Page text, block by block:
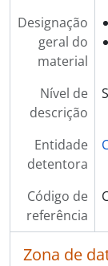
Designação
geral do
material
Nível de
descrição
Entidade
detentora
Código de
referência
Zona de